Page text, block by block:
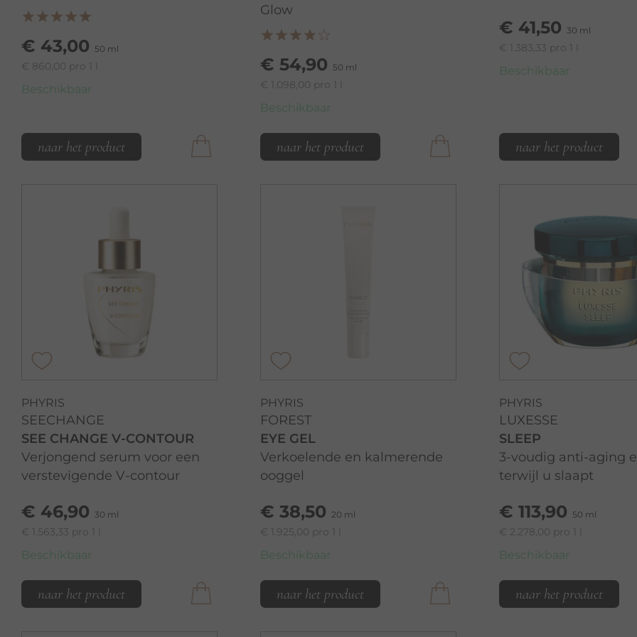
€ 43,00 50 ml
€ 860,00 pro 1 l
Beschikbaar
naar het product
Glow
€ 54,90 50 ml
€ 1.098,00 pro 1 l
Beschikbaar
naar het product
€ 41,50 30 ml
€ 1.383,33 pro 1 l
Beschikbaar
naar het product
PHYRIS
SEECHANGE
SEE CHANGE V-CONTOUR
Verjongend serum voor een
verstevigende V-contour
€ 46,90 30 ml
€ 1.563,33 pro 1 l
Beschikbaar
naar het product
PHYRIS
FOREST
EYE GEL
Verkoelende en kalmerende
ooggel
€ 38,50 20 ml
€ 1.925,00 pro 1 l
Beschikbaar
naar het product
PHYRIS
LUXESSE
SLEEP
3-voudig anti-aging
terwijl u slaapt
€ 113,90 50 ml
€ 2.278,00 pro 1 l
Beschikbaar
naar het product